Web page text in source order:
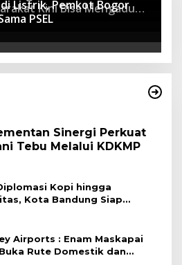
Kini Bisa Mengadu
dan Terintegrasi
Listrik, Pemkot Bogor
PSEL
Sinergi Perkuat
Tebu Melalui KDKMP
Kopi hingga
Kota Bandung Siap
Duta Besar di Festival Asia
Airports : Enam Maskapai
Rute Domestik dan